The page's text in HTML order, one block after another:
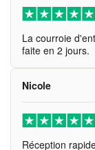
La courroie
faite en 2 jours.
Nicole
Réception